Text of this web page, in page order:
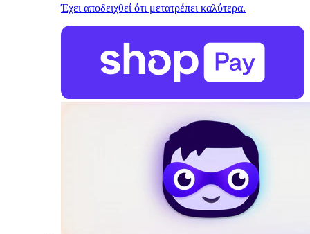
Έχει αποδειχθεί ότι μετατρέπει καλύτερα.